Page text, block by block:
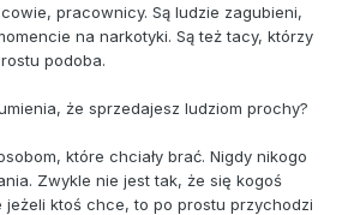
pracownicy. Są ludzie zagubieni,
na narkotyki. Są też tacy, którzy
podoba.
że sprzedajesz ludziom prochy?
które chciały brać. Nigdy nikogo
Zwykle nie jest tak, że się kogoś
ktoś chce, to po prostu przychodzi